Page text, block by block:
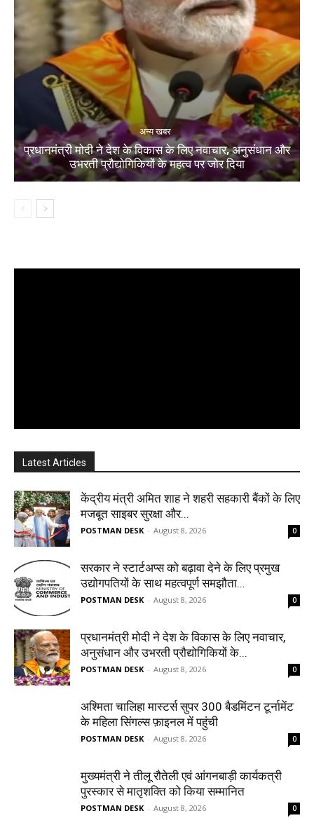
अन्य खबर
प्रधानमंत्री मोदी ने देश के विकास के लिए नवाचार, अनुसंधान और
उभरती प्रौद्योगिकियों के महत्व पर जोर दिया
Latest Articles
केंद्रीय मंत्री अमित शाह ने शहरी सहकारी बैंकों के लिए
मजबूत साइबर सुरक्षा और...
POSTMAN DESK - August 8, 2026 0
सरकार ने स्टार्टअप्‍स को बढ़ावा देने के लिए प्रमुख
उद्योगपतियों के साथ महत्‍वपूर्ण समझौता...
POSTMAN DESK - August 8, 2026 0
प्रधानमंत्री मोदी ने देश के विकास के लिए नवाचार,
अनुसंधान और उभरती प्रौद्योगिकियों के...
POSTMAN DESK - August 8, 2026 0
अश्मिता चालिहा मास्टर्स सुपर 300 बैडमिंटन टूर्नामेंट
के महिला सिंगल्स फ़ाइनल में पहुंची
POSTMAN DESK - August 8, 2026 0
मुख्यमंत्री ने तीलू रौतेली एवं आंगनबाड़ी कार्यकत्री
पुरस्कार से मातृशक्ति को किया सम्मानित
POSTMAN DESK - August 8, 2026 0